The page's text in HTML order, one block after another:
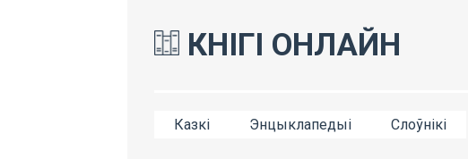
КНІГІ ОНЛАЙН
Казкі Энцыклапедыі Слоўнікі